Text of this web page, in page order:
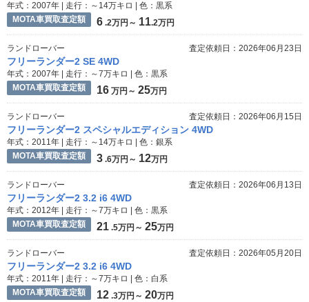
年式：2007年 | 走行：～14万キロ | 色：黒系
MOTA車買取査定額
6 .2万円～ 11.2万円
ランドローバー 査定依頼日：2026年06月23日
フリーランダー2 SE 4WD
年式：2007年 | 走行：～7万キロ | 色：黒系
MOTA車買取査定額
16 万円～ 25万円
ランドローバー 査定依頼日：2026年06月15日
フリーランダー2 スペシャルエディション 4WD
年式：2011年 | 走行：～14万キロ | 色：銀系
MOTA車買取査定額
3 .6万円～ 12万円
ランドローバー 査定依頼日：2026年06月13日
フリーランダー2 3.2 i6 4WD
年式：2012年 | 走行：～7万キロ | 色：黒系
MOTA車買取査定額
21 .5万円～ 25万円
ランドローバー 査定依頼日：2026年05月20日
フリーランダー2 3.2 i6 4WD
年式：2011年 | 走行：～7万キロ | 色：白系
MOTA車買取査定額
12 .3万円～ 20万円